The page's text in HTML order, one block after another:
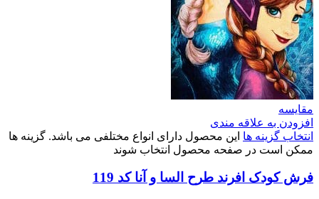
مقایسه
افزودن به علاقه مندی
انتخاب گزینه ها این محصول دارای انواع مختلفی می باشد. گزینه ها
ممکن است در صفحه محصول انتخاب شوند
فرش کودک افرند طرح السا و آنا کد 119